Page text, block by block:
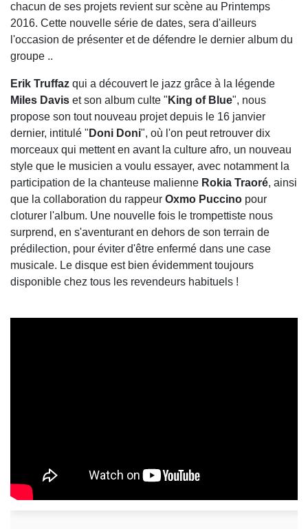
chacun de ses projets revient sur scène au Printemps
2016. Cette nouvelle série de dates, sera d'ailleurs
l'occasion de présenter et de défendre le dernier album du
groupe ..
Erik Truffaz qui a découvert le jazz grâce à la légende
Miles Davis et son album culte " King of Blue", nous
propose son tout nouveau projet depuis le 16 janvier
dernier, intitulé " Doni Doni", où l'on peut retrouver dix
morceaux qui mettent en avant la culture afro, un nouveau
style que le musicien a voulu essayer, avec notamment la
participation de la chanteuse malienne Rokia Traoré, ainsi
que la collaboration du rappeur Oxmo Puccino pour
cloturer l'album. Une nouvelle fois le trompettiste nous
surprend, en s'aventurant en dehors de son terrain de
prédilection, pour éviter d'être enfermé dans une case
musicale. Le disque est bien évidemment toujours
disponible chez tous les revendeurs habituels !